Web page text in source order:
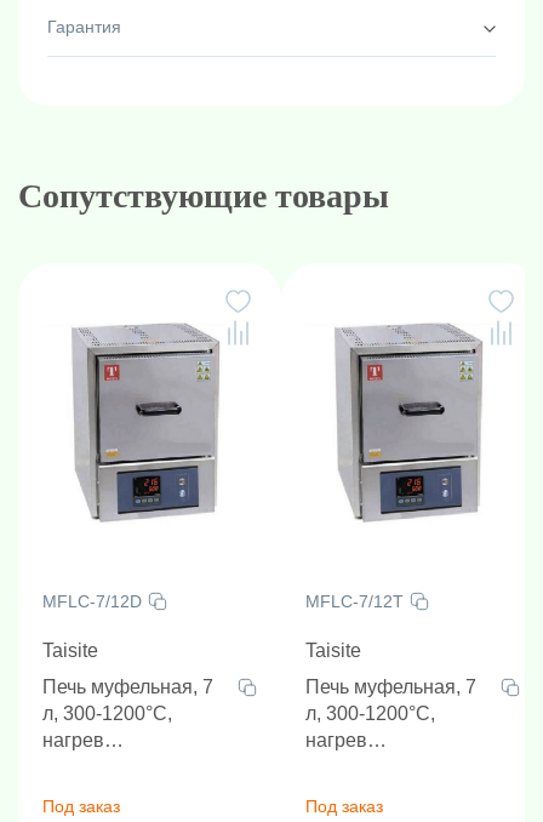
Гарантия
Сопутствующие товары
MFLC-7/12D
Taisite
Печь муфельная, 7
л, 300-1200°C,
нагрев
Под заказ
MFLC-7/12T
Taisite
Печь муфельная, 7
л, 300-1200°C,
нагрев
Под заказ